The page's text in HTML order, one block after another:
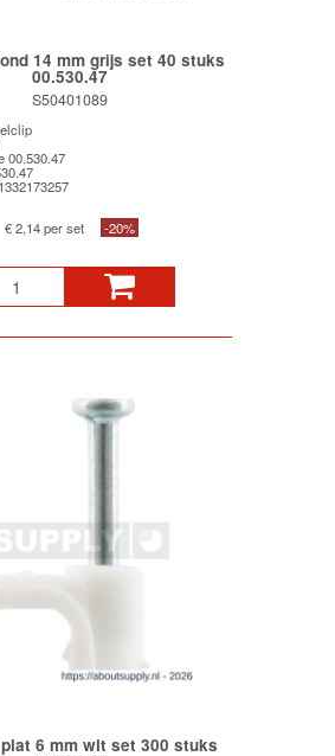
14 mm grijs set 40 stuks
00.530.47
S50401089
00.530.47
€ 2,14 per set -20%
6 mm wit set 300 stuks